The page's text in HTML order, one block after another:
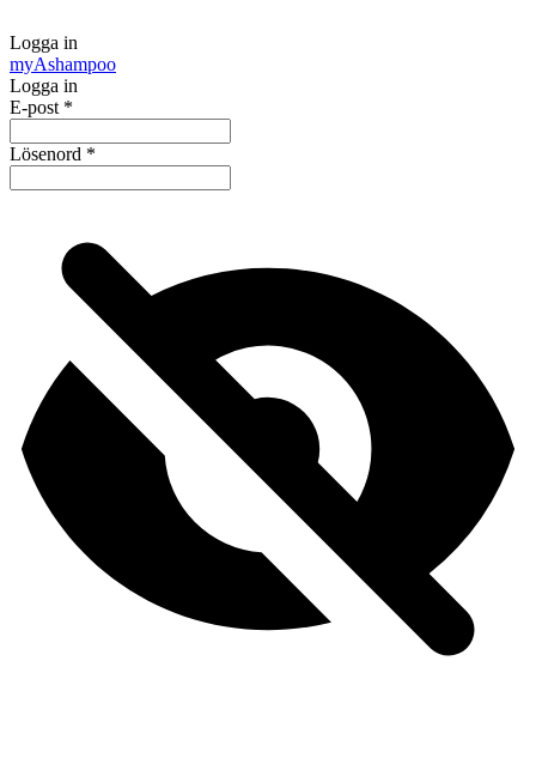
Logga in
myAshampoo
Logga in
E-post *
Lösenord *